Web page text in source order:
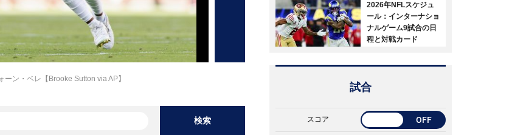
ン・ベレ【Brooke Sutton via AP】
検索
2026年NFLスケジュ
ール：インターナショ
ナルゲーム9試合の日
程と対戦カード
試合
スコア OFF